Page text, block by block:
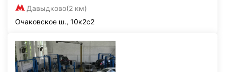
Давыдково(2 км)
Очаковское ш., 10к2с2